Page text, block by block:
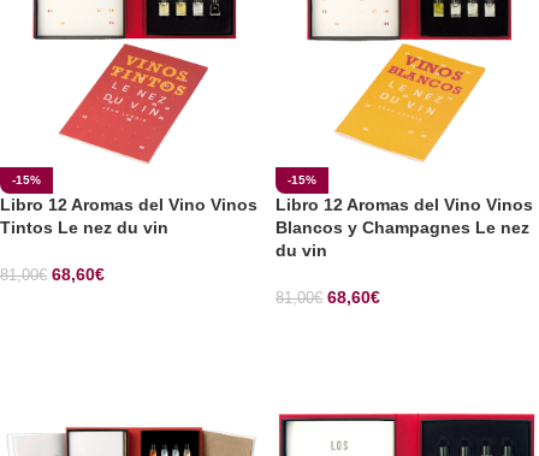
-15%
Libro 12 Aromas del Vino Vinos
Tintos Le nez du vin
81,00€ 68,60€
-15%
Libro 12 Aromas del Vino Vinos
Blancos y Champagnes Le nez
du vin
81,00€ 68,60€